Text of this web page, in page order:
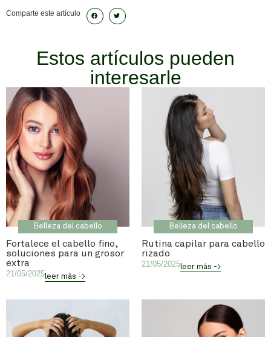
Comparte este artículo
Estos artículos pueden
interesarle
Belleza del cabello
Fortalece el cabello fino,
soluciones para un grosor
extra
21/05/2025leer más ->
Belleza del cabello
Rutina capilar para cabello
rizado
21/05/2025leer más ->